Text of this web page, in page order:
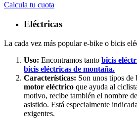
Calcula tu cuota
Eléctricas
La cada vez más popular e-bike o bicis
Uso: Encontramos tanto bicis
bicis eléctricas de montaña.
Características: Son unos tipos de
motor eléctrico que ayuda al
motivo, recibe también el nombre
asistido. Está especialmente
exigentes.